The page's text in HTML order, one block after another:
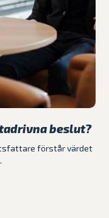
beslut?
förstår värdet